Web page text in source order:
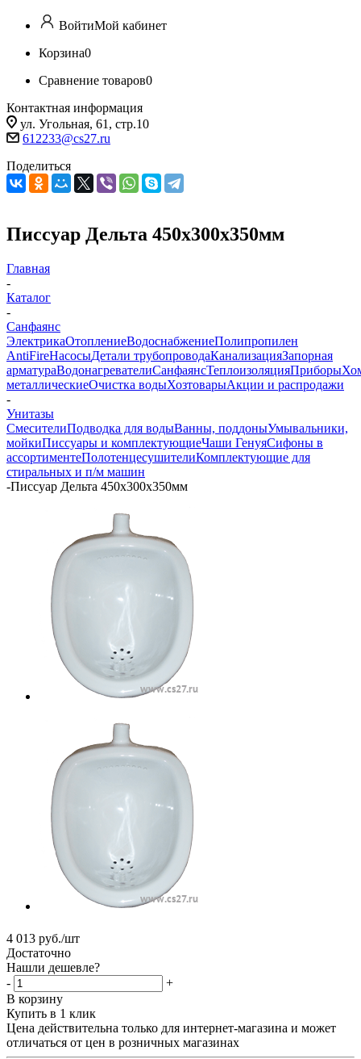
ВойтиМой кабинет
Корзина0
Сравнение товаров0
Контактная информация
ул. Угольная, 61, стр.10
612233@cs27.ru
Поделиться
Писсуар Дельта 450х300х350мм
Главная
-
Каталог
-
Санфаянс
ЭлектрикаОтоплениеВодоснабжениеПолипропилен
AntiFireНасосыДетали трубопроводаКанализацияЗапорная
арматураВодонагревателиСанфаянсТеплоизоляцияПриборы
металлическиеОчистка водыХозтоварыАкции и распродажи
-
Унитазы
СмесителиПодводка для водыВанны, поддоныУмывальники,
мойкиПиссуары и комплектующиеЧаши ГенуяСифоны в
ассортиментеПолотенцесушителиКомплектующие для
стиральных и п/м машин
-Писсуар Дельта 450х300х350мм
4 013 руб./шт
Достаточно
Нашли дешевле?
-
+
В корзину
Купить в 1 клик
Цена действительна только для интернет-магазина и может
отличаться от цен в розничных магазинах